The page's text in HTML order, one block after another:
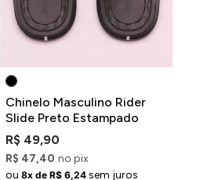
Chinelo Masculino Rider
Slide Preto Estampado
R$ 49,90
R$ 47,40 no pix
ou 8x de R$ 6,24 sem juros